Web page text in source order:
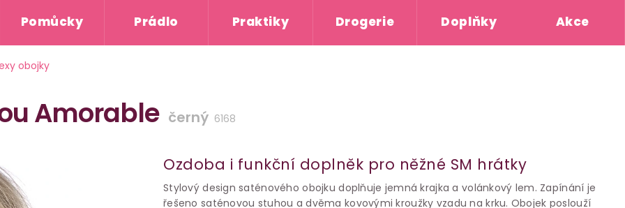
Pomůcky Prádlo Praktiky Drogerie Doplňky Akce
obojky
Amorable černý 6168
Ozdoba i funkční doplněk pro něžné SM hrátky
Stylový design saténového obojku doplňuje jemná krajka a volánkový lem. Zapínání je
řešeno saténovou stuhou a dvěma kovovými kroužky vzadu na krku. Obojek poslouží